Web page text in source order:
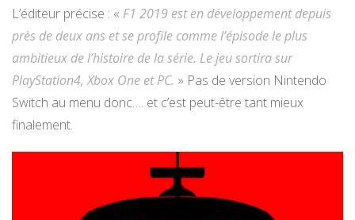
L’éditeur précise : « F1 2019 est en développement depuis
près de deux ans et se profile comme l’épisode le plus
ambitieux de l’histoire de la série. Le jeu sortira sur
PlayStation4, Xbox One et PC. » Pas de version Nintendo
Switch au menu donc…. et c’est peut-être tant mieux
finalement.